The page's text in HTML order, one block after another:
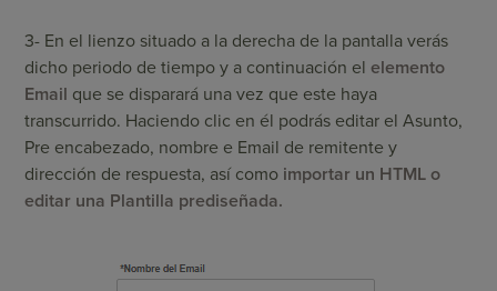
3- En el lienzo situado a la derecha de la pantalla verás
dicho periodo de tiempo y a continuación elelemento
Email que se disparará una vez que este haya
transcurrido. Haciendo clic en él podrás editar el Asunto,
Pre encabezado, nombre e Email de remitente y
dirección de respuesta, así como importar un HTML o
editar una Plantilla prediseñada.